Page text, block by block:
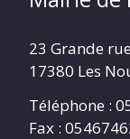
23 Grande rue
17380 Les
Téléphone :
Fax :